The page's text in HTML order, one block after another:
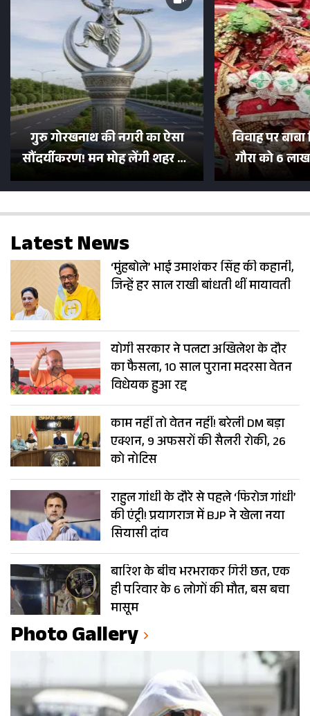
गुरु गोरखनाथ की नगरी का ऐसा
सौंदर्यीकरण! मन मोह लेंगी शहर की
सड़कें; देखें Photos
विवाह पर
गौरा को 6
500 भक्तों
Latest News
‘मुंहबोले’ भाई उमाशंकर सिंह की कहानी,
जिन्हें हर साल राखी बांधती थीं मायावती
योगी सरकार ने पलटा अखिलेश के दौर
का फैसला, 10 साल पुराना मदरसा वेतन
विधेयक हुआ रद्द
काम नहीं तो वेतन नहीं! बरेली DM बड़ा
एक्शन, 9 अफसरों की सैलरी रोकी, 26
को नोटिस
राहुल गांधी के दौरे से पहले ‘फिरोज गांधी’
की एंट्री! प्रयागराज में BJP ने खेला नया
सियासी दांव
बारिश के बीच भरभराकर गिरी छत, एक
ही परिवार के 6 लोगों की मौत, बस बचा
मासूम
Photo Gallery